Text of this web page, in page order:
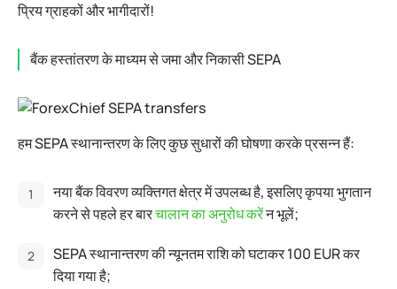
प्रिय ग्राहकों और भागीदारों!
बैंक हस्तांतरण के माध्यम से जमा और निकासी SEPA
हम SEPA स्थानान्तरण के लिए कुछ सुधारों की घोषणा करके प्रसन्न हैं:
नया बैंक विवरण व्यक्तिगत क्षेत्र में उपलब्ध है, इसलिए कृपया भुगतान
करने से पहले हर बारचालान का अनुरोध करेंन भूलें;
SEPA स्थानान्तरण की न्यूनतम राशि को घटाकर 100 EUR कर
दिया गया है;